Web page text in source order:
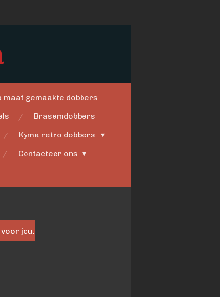
maat gemaakte dobbers
Brasemdobbers
Kyma retro dobbers
Contacteer ons
jou.